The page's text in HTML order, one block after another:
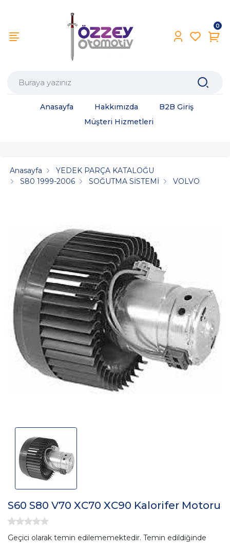
0
Anasayfa Hakkımızda
B2B Giriş
Müşteri Hizmetleri
Anasayfa
YEDEK PARÇA KATALOĞU
S80 1999-2006
SOĞUTMA SİSTEMİ VOLVO
S60 S80 V70 XC70 XC90 Kalorifer Motoru
Geçici olarak temin edilememektedir. Temin edildiğinde